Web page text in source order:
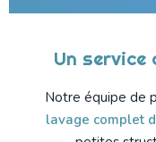
Un service
Notre équipe de
lavage complet